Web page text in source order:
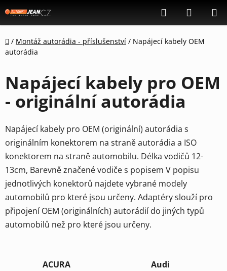
na
obsah
Hledat
KOŠÍK
Domů
/ Montáž autorádia - příslušenství / Napájecí kabely OEM
autorádia
Napájecí kabely pro OEM
- originální autorádia
Napájecí kabely pro OEM (originální) autorádia s
originálním konektorem na straně autorádia a ISO
konektorem na straně automobilu. Délka vodičů 12-
13cm, Barevně značené vodiče s popisem V popisu
jednotlivých konektorů najdete vybrané modely
automobilů pro které jsou určeny. Adaptéry slouží pro
připojení OEM (originálních) autorádií do jiných typů
automobilů než pro které jsou určeny.
ACURA Audi